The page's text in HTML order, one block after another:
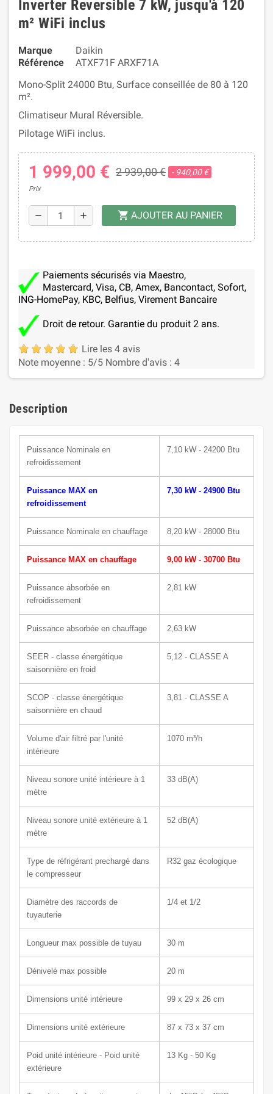
Inverter Reversible 7 kW, jusqu'à 120
m² WiFi inclus
Marque
Daikin
Référence
ATXF71F ARXF71A
Mono-Split 24000 Btu, Surface conseillée de 80 à 120
m².
Climatiseur Mural Réversible.
Pilotage WiFi inclus.
1 999,00 € 2 939,00 € - 940,00 €
Prix
remove add shopping_cart AJOUTER AU PANIER
Paiements sécurisés via Maestro,
Mastercard, Visa, CB, Amex, Bancontact, Sofort,
ING-HomePay, KBC, Belfius, Virement Bancaire
Droit de retour. Garantie du produit 2 ans.
Lire les 4 avis
Note moyenne : 5/5 Nombre d'avis : 4
Description
Puissance Nominale en
refroidissement
7,10 kW - 24200 Btu
Puissance MAX en
refroidissement
7,30 kW - 24900 Btu
Puissance Nominale en chauffage 8,20 kW - 28000 Btu
Puissance MAX en chauffage 9,00 kW - 30700 Btu
Puissance absorbée en
refroidissement
2,81 kW
Puissance absorbée en chauffage 2,63 kW
SEER - classe énergétique
saisonnière en froid
5,12 - CLASSE A
SCOP - classe énergétique
saisonnière en chaud
3,81 - CLASSE A
Volume d'air filtré par l'unité
intérieure
1070 m³/h
Niveau sonore unité intérieure à 1
mètre
33 dB(A)
Niveau sonore unité extérieure à 1
mètre
52 dB(A)
Type de réfrigérant prechargé dans
le compresseur
R32 gaz écologique
Diamètre des raccords de
tuyauterie
1/4 et 1/2
Longueur max possible de tuyau 30 m
Dénivelé max possible 20 m
Dimensions unité intérieure 99 x 29 x 26 cm
Dimensions unité extérieure 87 x 73 x 37 cm
Poid unité intérieure - Poid unité
extérieure
13 Kg - 50 Kg